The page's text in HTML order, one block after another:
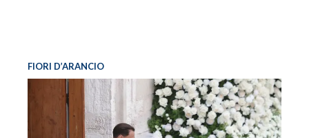
FIORI D’ARANCIO